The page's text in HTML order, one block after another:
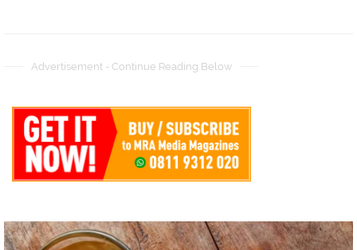
Advertisement - Continue Reading Below